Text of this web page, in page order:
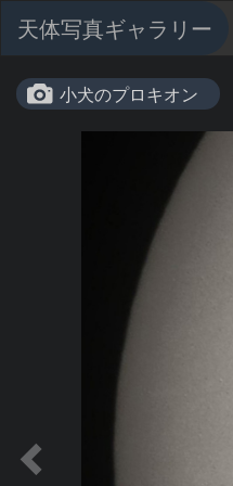
天体写真ギャラリー
小犬のプロキオン